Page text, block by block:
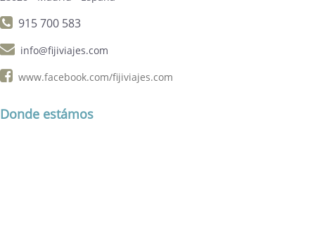
915 700 583
info@fijiviajes.com
www.facebook.com/fijiviajes.com
Donde estámos